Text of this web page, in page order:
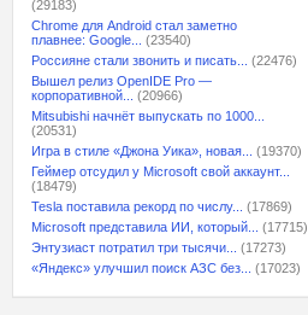
(29183)
Chrome для Android стал заметно
плавнее: Google...
(23540)
Россияне стали звонить и писать...
(22476)
Вышел релиз OpenIDE Pro —
корпоративной...
(20966)
Mitsubishi начнёт выпускать по 1000...
(20531)
Игра в стиле «Джона Уика», новая...
(19370)
Геймер отсудил у Microsoft свой аккаунт...
(18479)
Tesla поставила рекорд по числу...
(17869)
Microsoft представила ИИ, который...
(17715)
Энтузиаст потратил три тысячи...
(17273)
«Яндекс» улучшил поиск АЗС без...
(17023)